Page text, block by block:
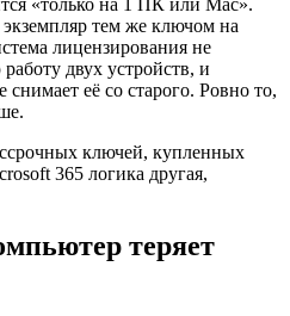
тем же ключом на
лицензирования не
двух устройств, и
её со старого. Ровно то,
ключей, купленных
365 логика другая,
теряет